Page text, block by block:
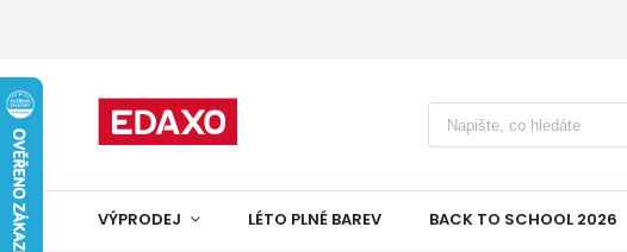
VÝPRODEJ LÉTO PLNÉ BAREV BACK TO SCHOOL 2026